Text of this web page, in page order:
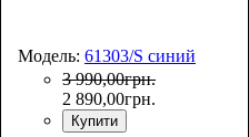
Модель: 61303/S синий
3 990,00грн.
2 890,00грн.
Купити